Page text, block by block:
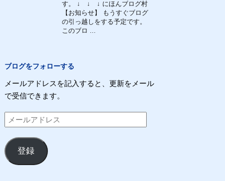
す。 ↓ ↓ ↓ にほんブログ村
【お知らせ】 もうすぐブログ
の引っ越しをする予定です。
このブロ ...
ブログをフォローする
メールアドレスを記入すると、更新をメール
で受信できます。
メ
ー
ル
ア
登録